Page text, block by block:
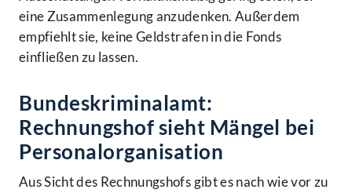
eine Zusammenlegung anzudenken. Außerdem
empfiehlt sie, keine Geldstrafen in die Fonds
einfließen zu lassen.
Bundeskriminalamt:
Rechnungshof sieht Mängel bei
Personalorganisation
Aus Sicht des Rechnungshofs gibt es nach wie vor zu